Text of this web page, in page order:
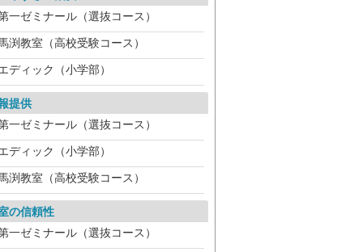
一ゼミナール（選抜コース）
渕教室（高校受験コース）
ディック（小学部）
提供
一ゼミナール（選抜コース）
ディック（小学部）
渕教室（高校受験コース）
の信頼性
一ゼミナール（選抜コース）